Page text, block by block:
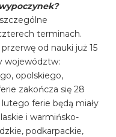
terminach.
od nauki już 15
województw:
opolskiego,
zakończa się 28
ferie będą miały
i warmińsko-
podkarpackie,